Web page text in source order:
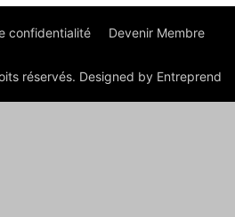
confidentialité Devenir Membre
réservés. Designed by Entreprend